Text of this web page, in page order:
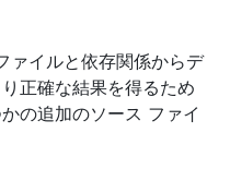
ァイルと依存関係からデ
正確な結果を得るため
の追加のソース ファイ